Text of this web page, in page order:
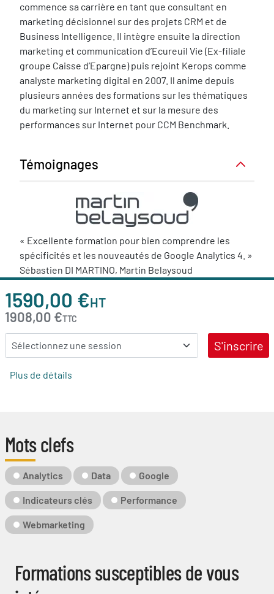
commence sa carrière en tant que consultant en
marketing décisionnel sur des projets CRM et de
Business Intelligence. Il intègre ensuite la direction
marketing et communication d’Ecureuil Vie (Ex-filiale
groupe Caisse d’Epargne) puis rejoint Kerops comme
analyste marketing digital en 2007. Il anime depuis
plusieurs années des formations sur les thématiques
du marketing sur Internet et sur la mesure des
performances sur Internet pour CCM Benchmark.
Témoignages
Image
Body
« Excellente formation pour bien comprendre les
spécificités et les nouveautés de Google Analytics 4. »
Sébastien DI MARTINO, Martin Belaysoud
1590,00 €HT
1908,00 €TTC
S'inscrire
Plus de détails
Mots clefs
Mot-
Clé
Analytics Data Google
Indicateurs clés Performance
Webmarketing
Formations susceptibles de vous